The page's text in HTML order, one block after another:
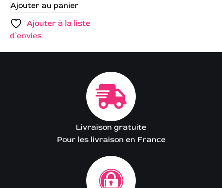
Ajouter au panier
Ajouter à la liste
d’envies
Livraison gratuite
Pour les livraison en France